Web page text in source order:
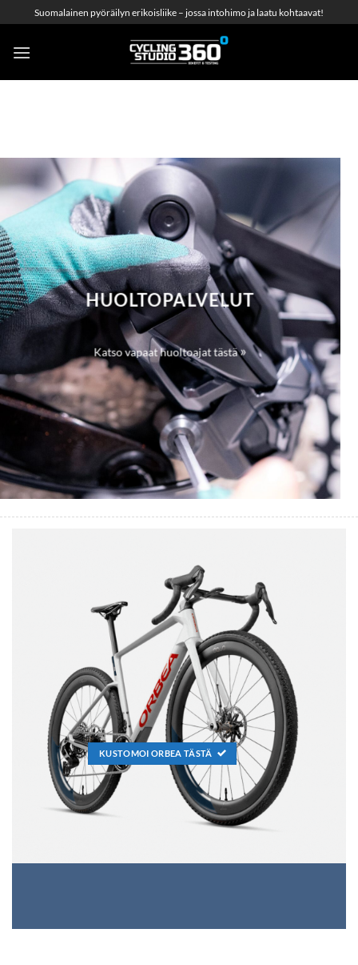
to
content
Suomalainen pyöräilyn erikoisliike – jossa intohimo ja laatu kohtaavat!
HUOLTOPALVELUT
Katso vapaat huoltoajat tästä»
KUSTOMOI ORBEA TÄSTÄ